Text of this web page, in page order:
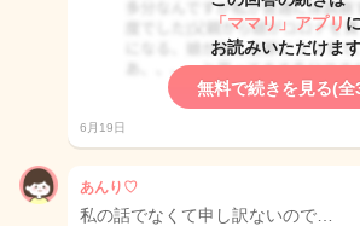
「ママリ」アプリ
お読みいただけま
無料で続きを見る(全
6月19日
あんり♡
私の話でなくて申し訳ないので…